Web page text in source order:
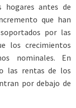
hogares antes de
que han
por las
los crecimientos
nominales. En
las rentas de los
por debajo de